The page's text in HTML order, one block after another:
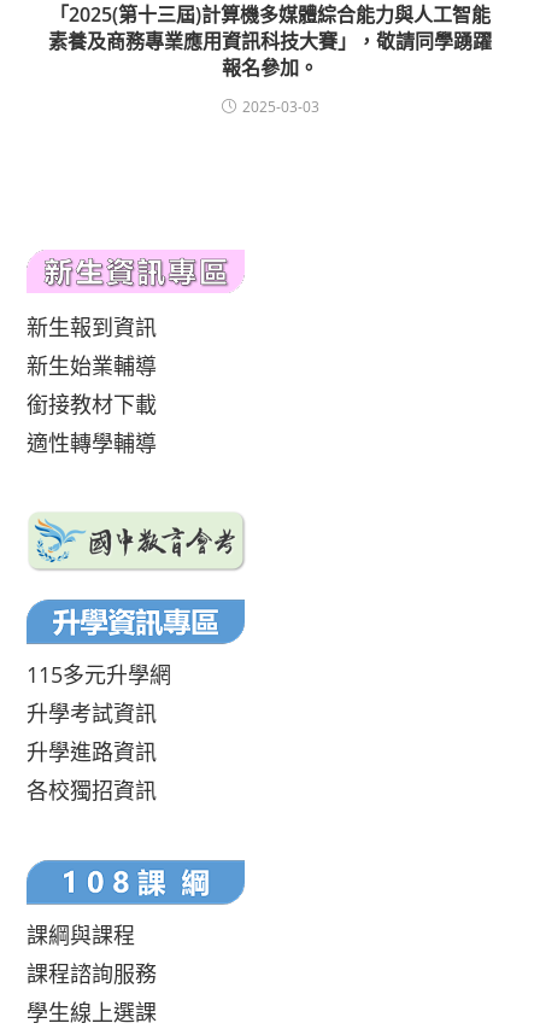
「2025(第十三屆)計算機多媒體綜合能力與人工智能
素養及商務專業應用資訊科技大賽」，敬請同學踴躍
報名參加。
2025-03-03
新生報到資訊
新生始業輔導
銜接教材下載
適性轉學輔導
115多元升學網
升學考試資訊
升學進路資訊
各校獨招資訊
課綱與課程
課程諮詢服務
學生線上選課